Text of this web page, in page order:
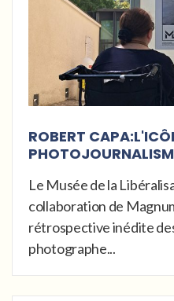
ROBERT
Le Musée de la
collaboration de
rétrospective inédite
photographe...